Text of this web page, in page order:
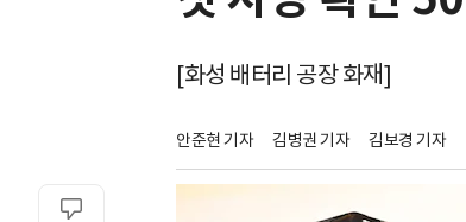
[화성 배터리 공장 화재]
안준현 기자 김병권 기자 김보경 기자